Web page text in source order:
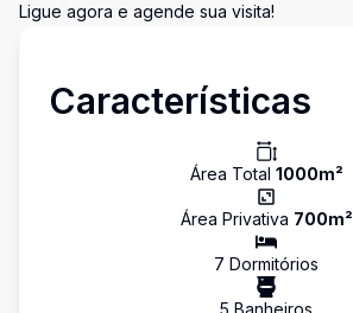
Ligue agora e agende sua visita!
Características
Área Total 1000m²
Área Privativa 700m²
7 Dormitórios
5 Banheiros